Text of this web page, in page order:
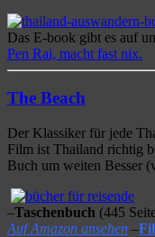
Das E-book gibt es auf
Pen Rai, macht fast nix.
The Beach
Der Klassiker für jede
Film ist Thailand richtig
Buch um weiten Besser
–Taschenbuch (445
Auf Amazon ansehen –